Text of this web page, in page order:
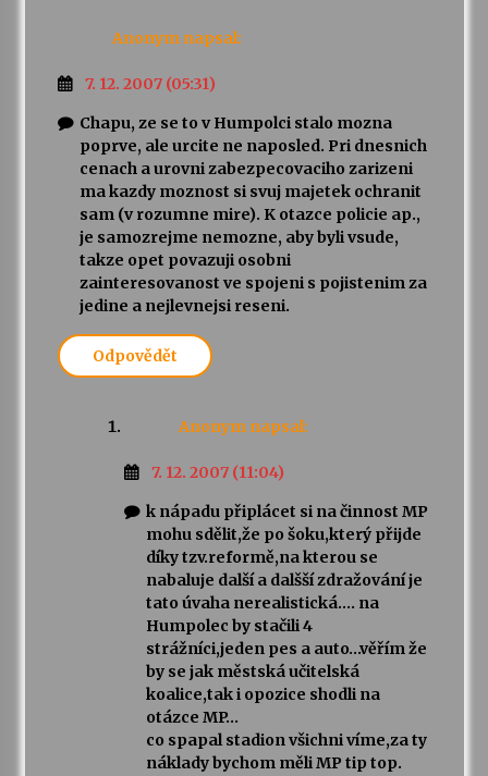
Anonym napsal:
7. 12. 2007 (05:31)
Chapu, ze se to v Humpolci stalo mozna
poprve, ale urcite ne naposled. Pri dnesnich
cenach a urovni zabezpecovaciho zarizeni
ma kazdy moznost si svuj majetek ochranit
sam (v rozumne mire). K otazce policie ap.,
je samozrejme nemozne, aby byli vsude,
takze opet povazuji osobni
zainteresovanost ve spojeni s pojistenim za
jedine a nejlevnejsi reseni.
Odpovědět
Anonym napsal:
7. 12. 2007 (11:04)
k nápadu připlácet si na činnost MP
mohu sdělit,že po šoku,který přijde
díky tzv.reformě,na kterou se
nabaluje další a dalšší zdražování je
tato úvaha nerealistická…. na
Humpolec by stačili 4
strážníci,jeden pes a auto…věřím že
by se jak městská učitelská
koalice,tak i opozice shodli na
otázce MP…
co spapal stadion všichni víme,za ty
náklady bychom měli MP tip top.